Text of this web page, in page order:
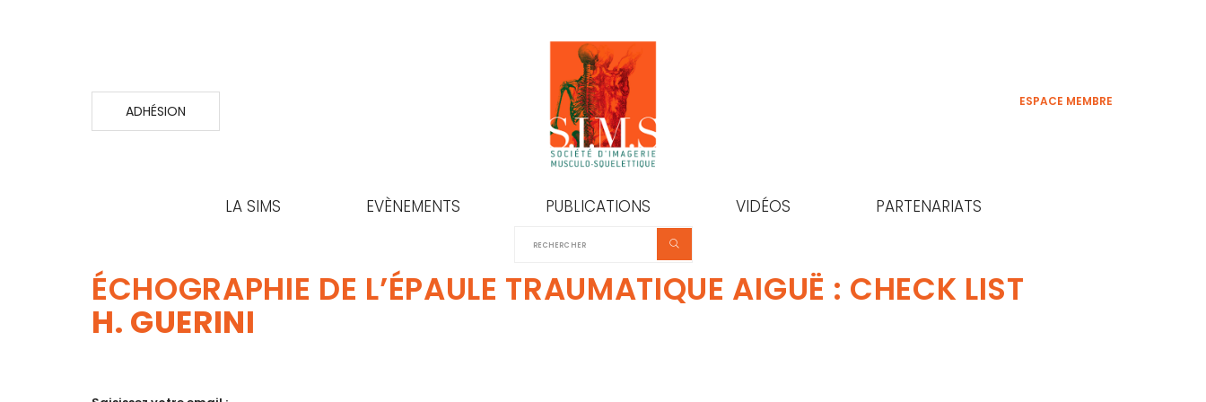
ADHÉSION
ESPACE MEMBRE
LA SIMS EVÈNEMENTS PUBLICATIONS VIDÉOS PARTENARIATS
ÉCHOGRAPHIE DE L’ÉPAULE TRAUMATIQUE AIGUË : CHECK LIST
H. GUERINI